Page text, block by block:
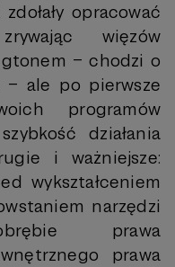
opracować
więzów
– chodzi o
– ale po pierwsze
programów
działania
i ważniejsze:
wykształceniem
narzędzi
prawa
prawa